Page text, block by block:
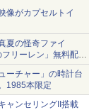
像がカプセルトイ
夏の怪奇ファイ
リーレン」無料配信
ーチャー」の時計台
1985本限定
ャンセリングII搭載